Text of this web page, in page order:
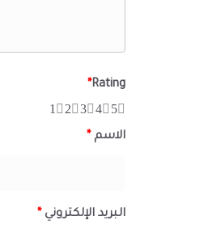
Rating
*
5
4
3
2
1
الاسم *
البريد الإلكتروني *